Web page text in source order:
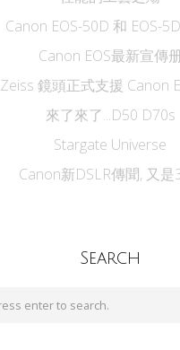
Canon EOS-50D 和 EOS-
Canon EOS最新宣傳
Zeiss 鏡頭正式支援 Canon
來了來了...D50 D70s
Stargate Universe
Canon新DSLR傳聞, 又是
Search